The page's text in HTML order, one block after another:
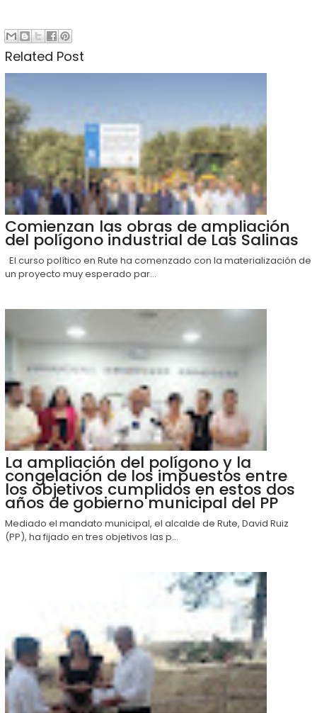
Related Post
Comienzan las obras de ampliación
del polígono industrial de Las Salinas
El curso político en Rute ha comenzado con la materialización de
un proyecto muy esperado par...
La ampliación del polígono y la
congelación de los impuestos entre
los objetivos cumplidos en estos dos
años de gobierno municipal del PP
Mediado el mandato municipal, el alcalde de Rute, David Ruiz
(PP), ha fijado en tres objetivos las p...